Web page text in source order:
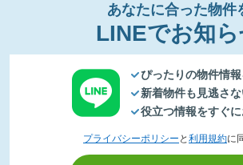
あなたに合った物件
LINEでお知
ぴったりの物件情
新着物件も見逃さ
役立つ情報をすぐ
プライバシーポリシー と 利用規約に